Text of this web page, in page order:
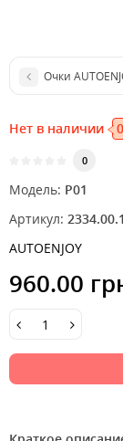
Очки
Нет в наличии 0
0
Модель: P01
Артикул:
AUTOENJOY
960.00